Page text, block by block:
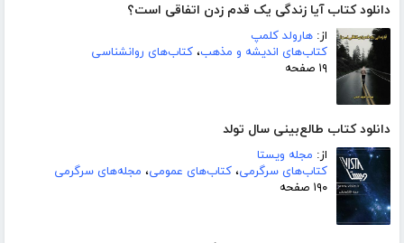
دانلود کتاب آیا زندگی یک قدم زدن اتفاقی است؟
از: هارولد کلمپ
کتاب‌های اندیشه و مذهب، کتاب‌های روانشناسی
۱۹ صفحه
دانلود کتاب طالع‌بینی سال تولد
از: مجله ویستا
کتاب‌های سرگرمی، کتاب‌های عمومی، مجله‌های سرگرمی
۱۹۰ صفحه